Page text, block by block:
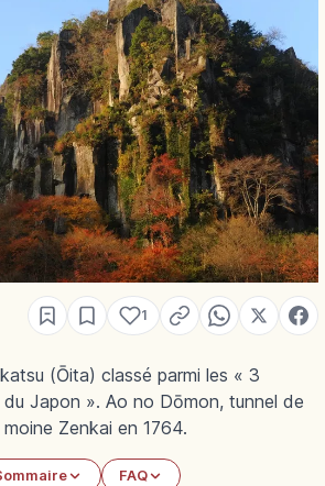
1
(Ōita) classé parmi les « 3
Japon ». Ao no Dōmon, tunnel de
Zenkai en 1764.
FAQ